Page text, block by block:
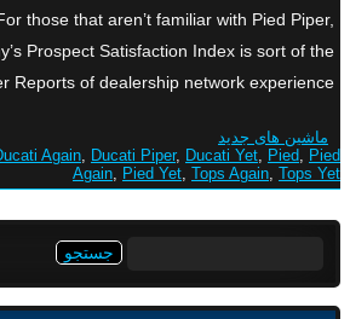
those that aren’t familiar with Pied Piper,
Prospect Satisfaction Index is sort of the
Reports of dealership network experience, […]
ماشین های جدید
Again, Ducati Piper, Ducati Yet, Pied, Pied
Again, Pied Yet, Tops Again, Tops Yet